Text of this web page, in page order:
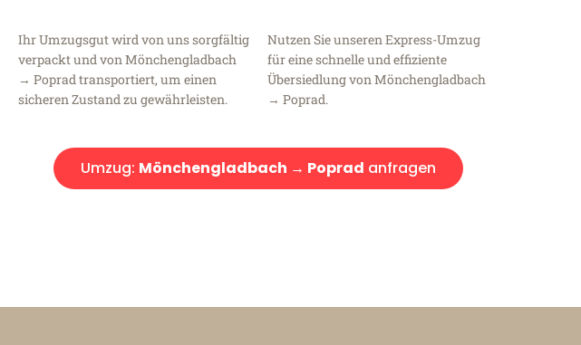
Ihr Umzugsgut wird von uns sorgfältig
verpackt und von Mönchengladbach
→ Poprad transportiert, um einen
sicheren Zustand zu gewährleisten.
Nutzen Sie unseren Express-Umzug
für eine schnelle und effiziente
Übersiedlung von Mönchengladbach
→ Poprad.
Umzug: Mönchengladbach → Poprad anfragen